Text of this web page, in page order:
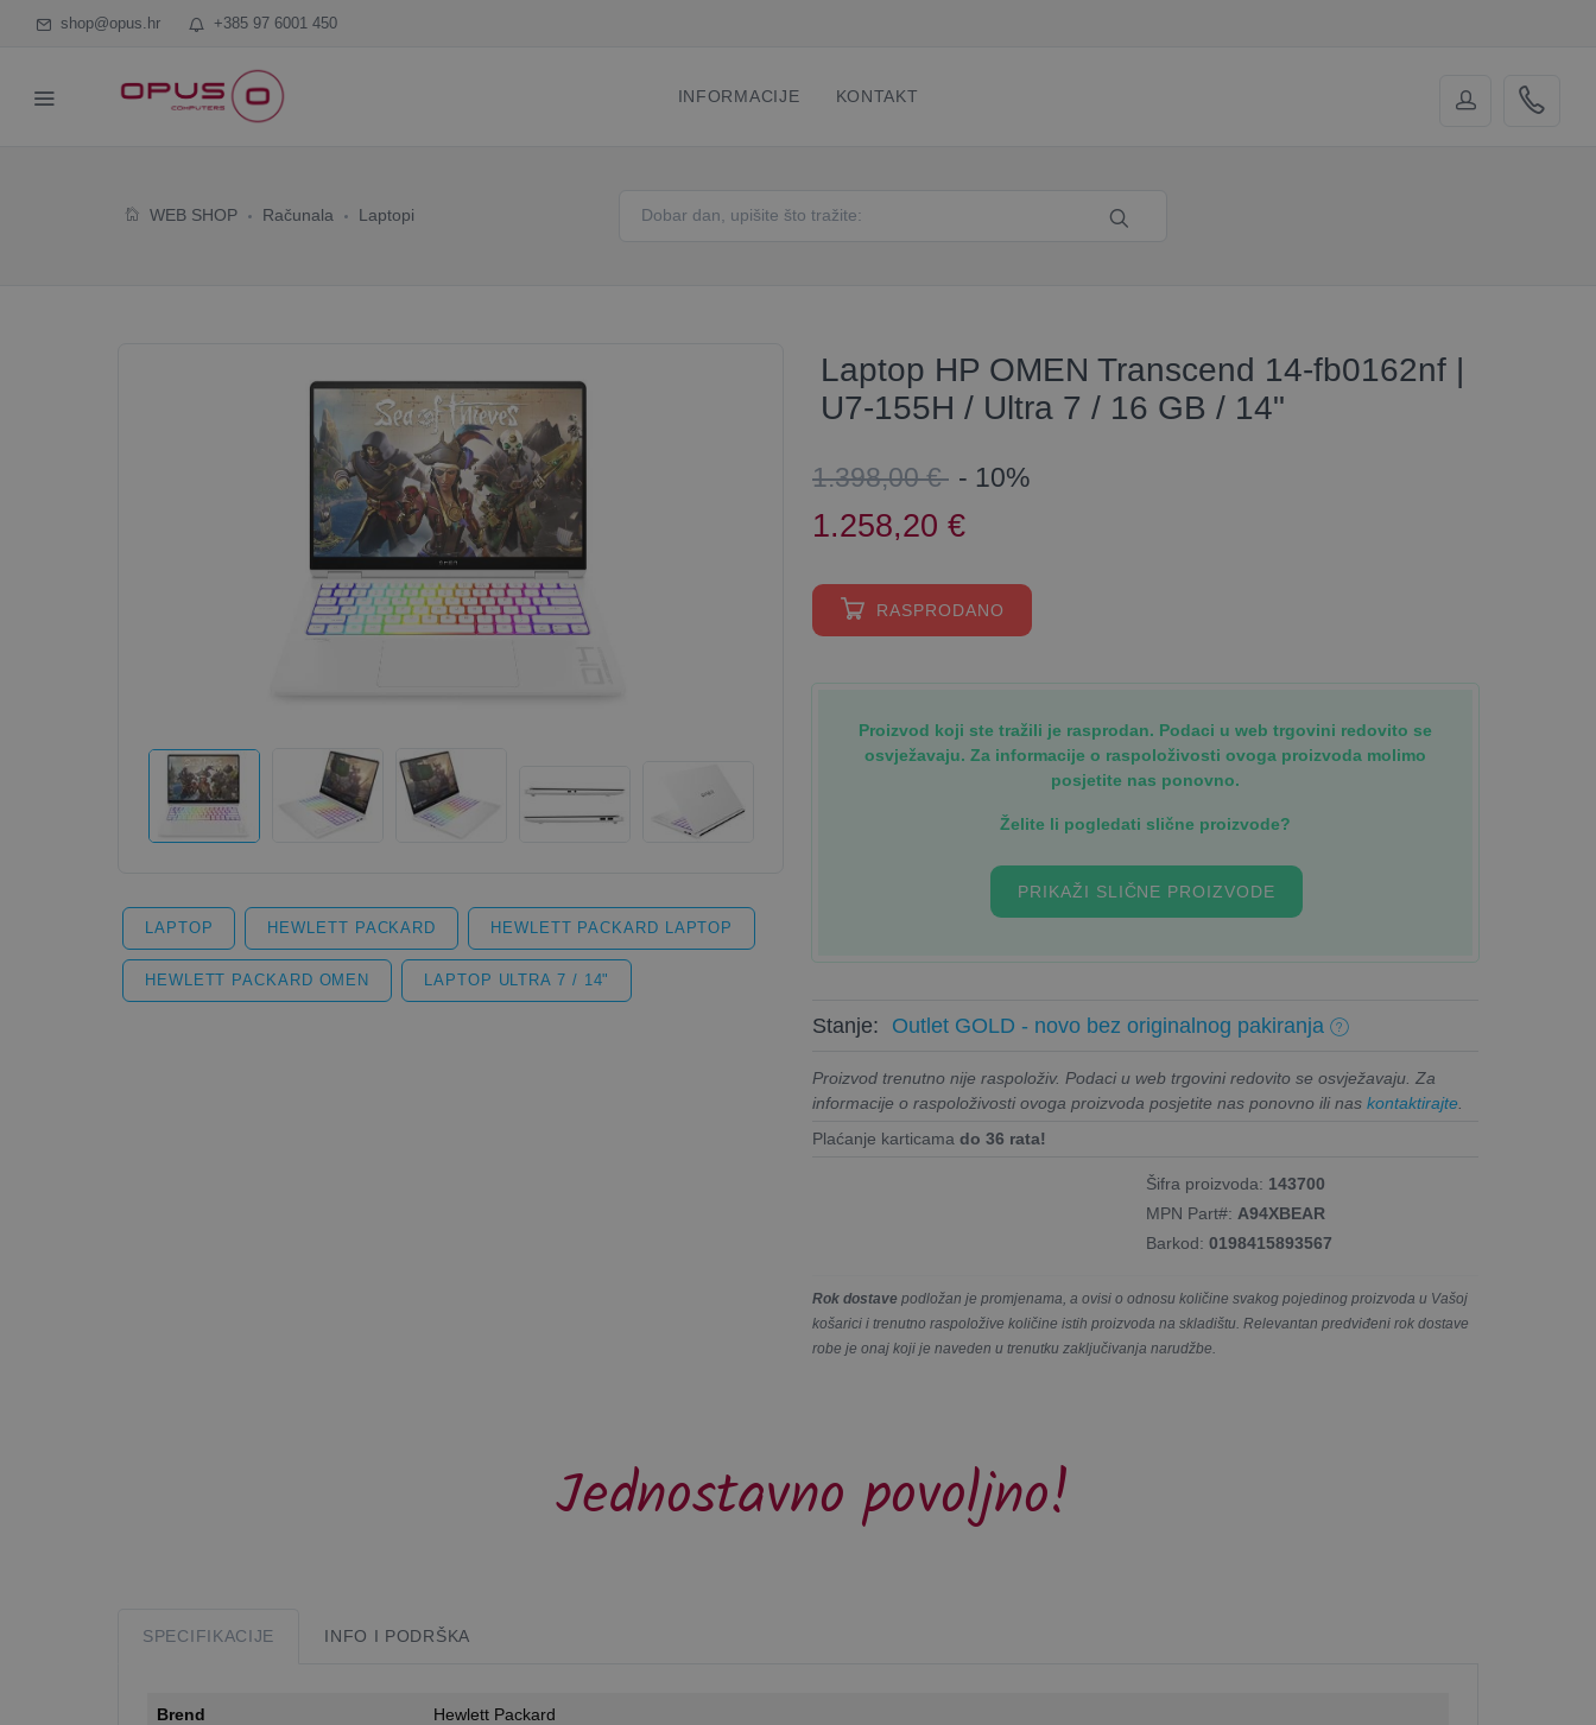
shop@opus.hr +385 97 6001 450
INFORMACIJE KONTAKT
WEB SHOP Računala Laptopi
LAPTOP HEWLETT PACKARD HEWLETT PACKARD LAPTOP
HEWLETT PACKARD OMEN LAPTOP ULTRA 7 / 14"
Laptop HP OMEN Transcend 14-fb0162nf |
U7-155H / Ultra 7 / 16 GB / 14"
1.398,00 € - 10%
1.258,20 €
RASPRODANO
Proizvod koji ste tražili je rasprodan. Podaci u web trgovini redovito se
osvježavaju. Za informacije o raspoloživosti ovoga proizvoda molimo
posjetite nas ponovno.
Želite li pogledati slične proizvode?
PRIKAŽI SLIČNE PROIZVODE
Stanje: Outlet GOLD - novo bez originalnog pakiranja
Proizvod trenutno nije raspoloživ. Podaci u web trgovini redovito se osvježavaju. Za
informacije o raspoloživosti ovoga proizvoda posjetite nas ponovno ili nas kontaktirajte
Plaćanje karticama do 36 rata!
Šifra proizvoda: 143700
MPN Part#: A94XBEAR
Barkod: 0198415893567
Rok dostave podložan je promjenama, a ovisi o odnosu količine svakog pojedinog proizvoda u Vašoj
košarici i trenutno raspoložive količine istih proizvoda na skladištu. Relevantan predviđeni rok dostave
robe je onaj koji je naveden u trenutku zaključivanja narudžbe.
Jednostavno povoljno!
SPECIFIKACIJE INFO I PODRŠKA
Brend Hewlett Packard